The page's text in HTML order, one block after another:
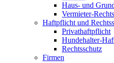
Haus- und
Vermieter-
Haftpflicht und
Privathaftpflicht
Hundehalter-
Rechtsschutz
Firmen